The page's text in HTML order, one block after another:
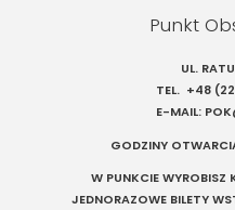
Punkt
UL.
TEL. +48
E-MAIL:
GODZINY
W PUNKCIE WYROBISZ
JEDNORAZOWE BILETY